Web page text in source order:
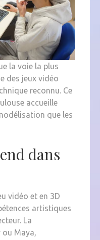
la voie la plus
des jeux vidéo
reconnu. Ce
accueille
que les
dans
vidéo et en 3D
artistiques
La
ou Maya,